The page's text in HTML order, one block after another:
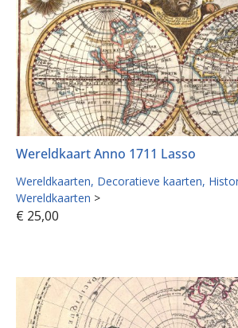
Wereldkaart Anno 1711 Lasso
Wereldkaarten Decoratieve kaarten
Wereldkaarten >
€ 25,00